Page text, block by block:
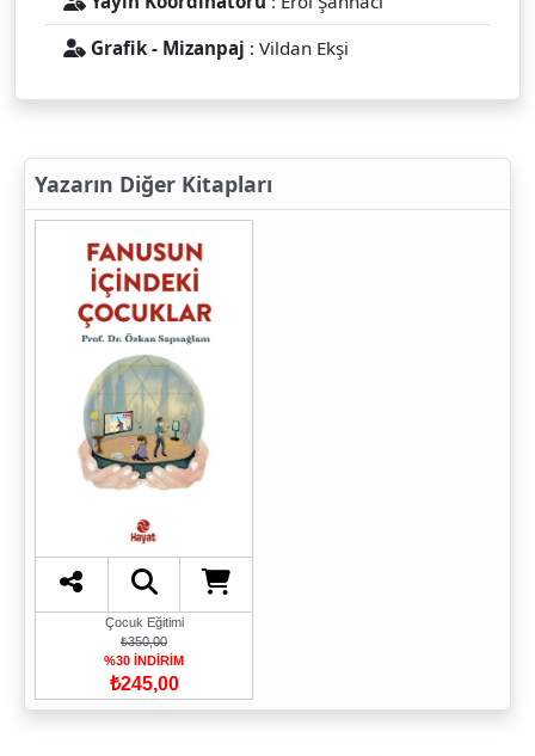
Grafik - Mizanpaj : Vildan Ekşi
Yazarın Diğer Kitapları
Çocuk Eğitimi
₺350,00
%30 İNDİRİM
₺245,00